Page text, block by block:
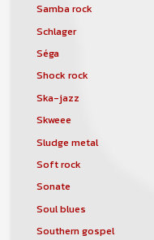
Samba rock
Schlager
Séga
Shock rock
Ska-jazz
Skweee
Sludge metal
Soft rock
Sonate
Soul blues
Southern gospel